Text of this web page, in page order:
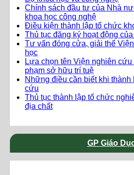
Chính sách đầu tư của Nhà
khoa học công nghệ
Điều kiện thành lập tổ chức
Thủ tục đăng ký hoạt động
Tư vấn đóng cửa, giải thể
học
Lựa chọn tên Viện nghiên cứu
phạm sở hữu trí tuệ
Những điều cần biết khi thành
cứu
Thủ tục thành lập tổ chức
địa chất
GP Giáo